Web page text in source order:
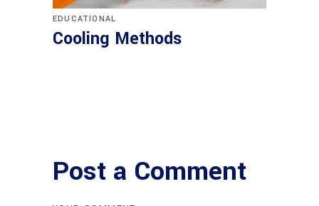
EDUCATIONAL
Cooling Methods
Post a Comment